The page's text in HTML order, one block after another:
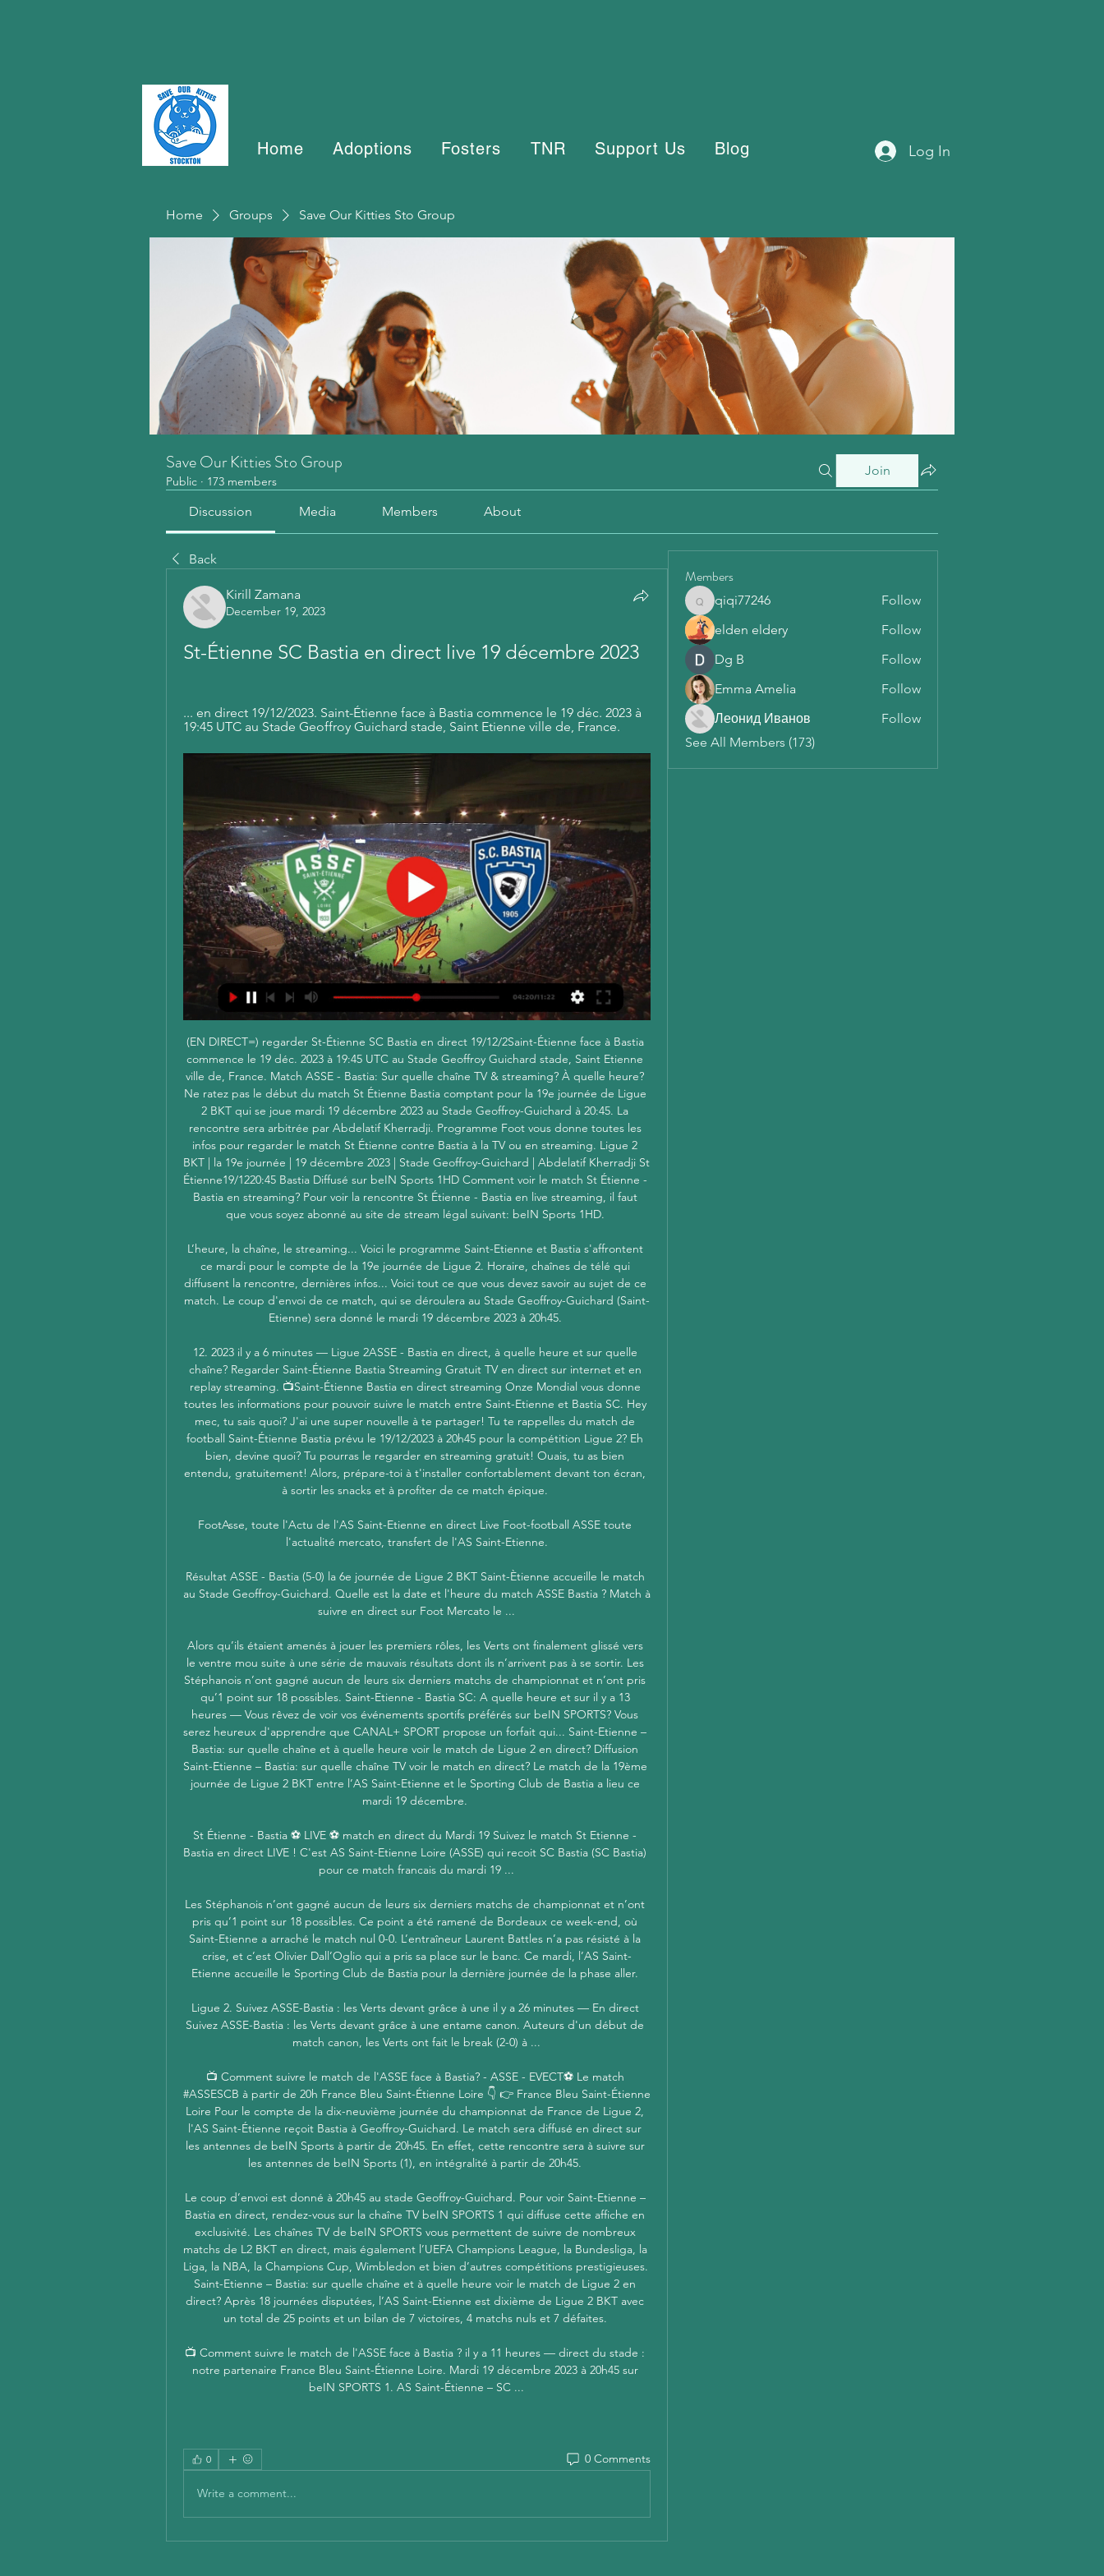
Home Adoptions Fosters TNR Support Us Blog Log In
Home Groups Save Our Kitties Sto Group
Save Our Kitties Sto Group
Public · 173 members
Join
Discussion Media Members About
Back
Kirill Zamana
December 19, 2023
St-Étienne SC Bastia en direct live 19 décembre 2023
... en direct 19/12/2023. Saint-Étienne face à Bastia commence le 19 déc. 2023 à
19:45 UTC au Stade Geoffroy Guichard stade, Saint Etienne ville de, France.
(EN DIRECT=) regarder St-Étienne SC Bastia en direct 19/12/2Saint-Étienne face à Bastia
commence le 19 déc. 2023 à 19:45 UTC au Stade Geoffroy Guichard stade, Saint Etienne
ville de, France. Match ASSE - Bastia: Sur quelle chaîne TV & streaming? À quelle heure?
Ne ratez pas le début du match St Étienne Bastia comptant pour la 19e journée de Ligue
2 BKT qui se joue mardi 19 décembre 2023 au Stade Geoffroy-Guichard à 20:45. La
rencontre sera arbitrée par Abdelatif Kherradji. Programme Foot vous donne toutes les
infos pour regarder le match St Étienne contre Bastia à la TV ou en streaming. Ligue 2
BKT | la 19e journée | 19 décembre 2023 | Stade Geoffroy-Guichard | Abdelatif Kherradji St
Étienne19/1220:45 Bastia Diffusé sur beIN Sports 1HD Comment voir le match St Étienne -
Bastia en streaming? Pour voir la rencontre St Étienne - Bastia en live streaming, il faut
que vous soyez abonné au site de stream légal suivant: beIN Sports 1HD.
L’heure, la chaîne, le streaming... Voici le programme Saint-Etienne et Bastia s'affrontent
ce mardi pour le compte de la 19e journée de Ligue 2. Horaire, chaînes de télé qui
diffusent la rencontre, dernières infos... Voici tout ce que vous devez savoir au sujet de ce
match. Le coup d'envoi de ce match, qui se déroulera au Stade Geoffroy-Guichard (Saint-
Etienne) sera donné le mardi 19 décembre 2023 à 20h45.
12. 2023 il y a 6 minutes — Ligue 2ASSE - Bastia en direct, à quelle heure et sur quelle
chaîne? Regarder Saint-Étienne Bastia Streaming Gratuit TV en direct sur internet et en
replay streaming. 📺Saint-Étienne Bastia en direct streaming Onze Mondial vous donne
toutes les informations pour pouvoir suivre le match entre Saint-Etienne et Bastia SC. Hey
mec, tu sais quoi? J'ai une super nouvelle à te partager! Tu te rappelles du match de
football Saint-Étienne Bastia prévu le 19/12/2023 à 20h45 pour la compétition Ligue 2? Eh
bien, devine quoi? Tu pourras le regarder en streaming gratuit! Ouais, tu as bien
entendu, gratuitement! Alors, prépare-toi à t'installer confortablement devant ton écran,
à sortir les snacks et à profiter de ce match épique.
FootAsse, toute l'Actu de l'AS Saint-Etienne en direct Live Foot-football ASSE toute
l'actualité mercato, transfert de l'AS Saint-Etienne.
Résultat ASSE - Bastia (5-0) la 6e journée de Ligue 2 BKT Saint-Ètienne accueille le match
au Stade Geoffroy-Guichard. Quelle est la date et l'heure du match ASSE Bastia ? Match à
suivre en direct sur Foot Mercato le ...
Alors qu’ils étaient amenés à jouer les premiers rôles, les Verts ont finalement glissé vers
le ventre mou suite à une série de mauvais résultats dont ils n’arrivent pas à se sortir. Les
Stéphanois n’ont gagné aucun de leurs six derniers matchs de championnat et n’ont pris
qu’1 point sur 18 possibles. Saint-Etienne - Bastia SC: A quelle heure et sur il y a 13
heures — Vous rêvez de voir vos événements sportifs préférés sur beIN SPORTS? Vous
serez heureux d'apprendre que CANAL+ SPORT propose un forfait qui... Saint-Etienne –
Bastia: sur quelle chaîne et à quelle heure voir le match de Ligue 2 en direct? Diffusion
Saint-Etienne – Bastia: sur quelle chaîne TV voir le match en direct? Le match de la 19ème
journée de Ligue 2 BKT entre l’AS Saint-Etienne et le Sporting Club de Bastia a lieu ce
mardi 19 décembre.
St Étienne - Bastia ⚽ LIVE ⚽ match en direct du Mardi 19 Suivez le match St Etienne -
Bastia en direct LIVE ! C'est AS Saint-Etienne Loire (ASSE) qui recoit SC Bastia (SC Bastia)
pour ce match francais du mardi 19 ...
Les Stéphanois n’ont gagné aucun de leurs six derniers matchs de championnat et n’ont
pris qu’1 point sur 18 possibles. Ce point a été ramené de Bordeaux ce week-end, où
Saint-Etienne a arraché le match nul 0-0. L’entraîneur Laurent Battles n’a pas résisté à la
crise, et c’est Olivier Dall’Oglio qui a pris sa place sur le banc. Ce mardi, l’AS Saint-
Etienne accueille le Sporting Club de Bastia pour la dernière journée de la phase aller.
Ligue 2. Suivez ASSE-Bastia : les Verts devant grâce à une il y a 26 minutes — En direct
Suivez ASSE-Bastia : les Verts devant grâce à une entame canon. Auteurs d'un début de
match canon, les Verts ont fait le break (2-0) à ...
📺 Comment suivre le match de l'ASSE face à Bastia? - ASSE - EVECT⚽️ Le match
#ASSESCB à partir de 20h France Bleu Saint-Étienne Loire 👇 👉 France Bleu Saint-Étienne
Loire Pour le compte de la dix-neuvième journée du championnat de France de Ligue 2,
l'AS Saint-Étienne reçoit Bastia à Geoffroy-Guichard. Le match sera diffusé en direct sur
les antennes de beIN Sports à partir de 20h45. En effet, cette rencontre sera à suivre sur
les antennes de beIN Sports (1), en intégralité à partir de 20h45.
Le coup d’envoi est donné à 20h45 au stade Geoffroy-Guichard. Pour voir Saint-Etienne –
Bastia en direct, rendez-vous sur la chaîne TV beIN SPORTS 1 qui diffuse cette affiche en
exclusivité. Les chaînes TV de beIN SPORTS vous permettent de suivre de nombreux
matchs de L2 BKT en direct, mais également l’UEFA Champions League, la Bundesliga, la
Liga, la NBA, la Champions Cup, Wimbledon et bien d’autres compétitions prestigieuses.
Saint-Etienne – Bastia: sur quelle chaîne et à quelle heure voir le match de Ligue 2 en
direct? Après 18 journées disputées, l’AS Saint-Etienne est dixième de Ligue 2 BKT avec
un total de 25 points et un bilan de 7 victoires, 4 matchs nuls et 7 défaites.
📺 Comment suivre le match de l'ASSE face à Bastia ? il y a 11 heures — direct du stade :
notre partenaire France Bleu Saint-Étienne Loire. Mardi 19 décembre 2023 à 20h45 sur
beIN SPORTS 1. AS Saint-Étienne – SC ...
0 0 Comments
Write a comment...
Members
qiqi77246
qiqi77246
Follow
elden eldery
Follow
Dg B
Follow
Emma Amelia
Follow
Леонид Иванов
Follow
See All Members (173)